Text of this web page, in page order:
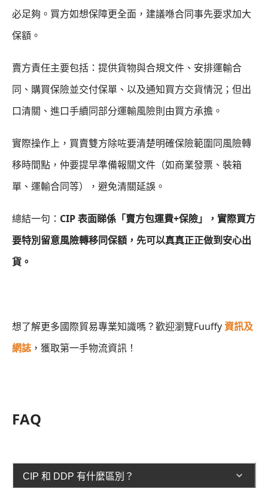
必足夠。買方如想保障更全面，建議喺合同事先要求加大
保額。
賣方責任主要包括：提供貨物與合規文件、安排運輸合
同、購買保險並交付保單、以及通知買方交貨情況；但出
口清關、進口手續同部分運輸風險則由買方承擔。
實際操作上，買賣雙方除咗要清楚明確保險範圍同風險轉
移時間點，仲要提早準備報關文件（如商業發票、裝箱
單、運輸合同等），避免清關延誤。
總結一句： CIP 表面睇係「賣方包運費+保險」，實際買方
要特別留意風險轉移同保額，先可以真真正正做到安心出
貨。
想了解更多國際貿易專業知識嗎？歡迎瀏覽Fuuffy資訊及
網誌 ，獲取第一手物流資訊！
FAQ
CIP 和 DDP 有什麼區別？